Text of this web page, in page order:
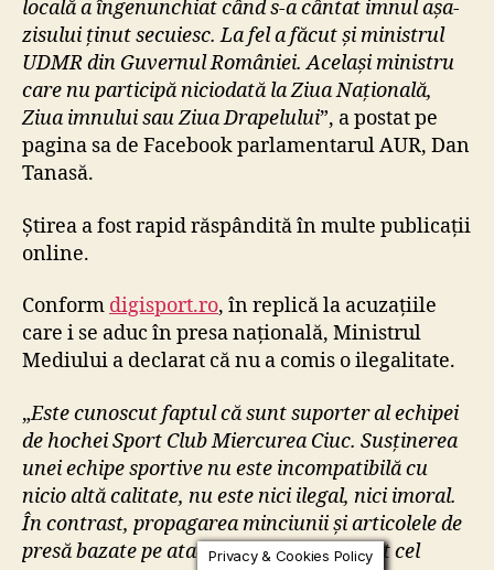
a
z
c
e
u
n
h
i
a
locală a îngenunchiat când s-a cântat imnul așa-
zisului ținut secuiesc. La fel a făcut și ministrul
UDMR din Guvernul României. Același ministru
care nu participă niciodată la Ziua Națională,
Ziua imnului sau Ziua Drapelului”, a postat pe
pagina sa de Facebook parlamentarul AUR, Dan
Tanasă.
Știrea a fost rapid răspândită în multe publicații
online.
Conform digisport.ro, în replică la acuzațiile
care i se aduc în presa națională, Ministrul
Mediului a declarat că nu a comis o ilegalitate.
„Este cunoscut faptul că sunt suporter al echipei
de hochei Sport Club Miercurea Ciuc. Susținerea
unei echipe sportive nu este incompatibilă cu
nicio altă calitate, nu este nici ilegal, nici imoral.
În contrast, propagarea minciunii și articolele de
presă bazate pe atacuri naționaliste sunt cel
Privacy & Cookies Policy